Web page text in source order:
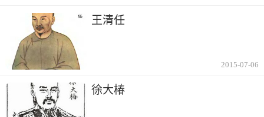
王清任
2015-07-06
徐大椿